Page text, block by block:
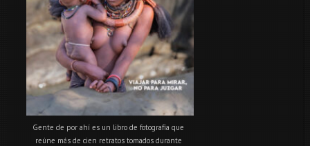
Gente de por ahí es un libro de fotografía que
reúne más de cien retratos tomados durante